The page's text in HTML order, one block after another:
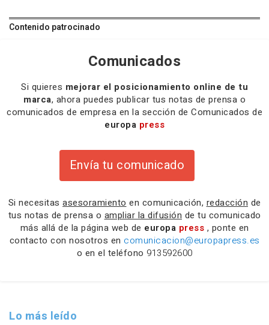
Contenido patrocinado
Comunicados
Si quieres mejorar el posicionamiento online de tu
marca, ahora puedes publicar tus notas de prensa o
comunicados de empresa en la sección de Comunicados de
europa press
Envía tu comunicado
Si necesitas asesoramiento en comunicación, redacción de
tus notas de prensa o ampliar la difusión de tu comunicado
más allá de la página web de europa press , ponte en
contacto con nosotros en comunicacion@europapress.es
o en el teléfono 913592600
Lo más leído